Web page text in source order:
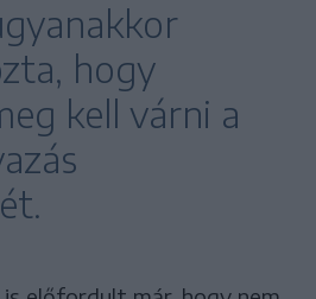
hogy
kell várni a